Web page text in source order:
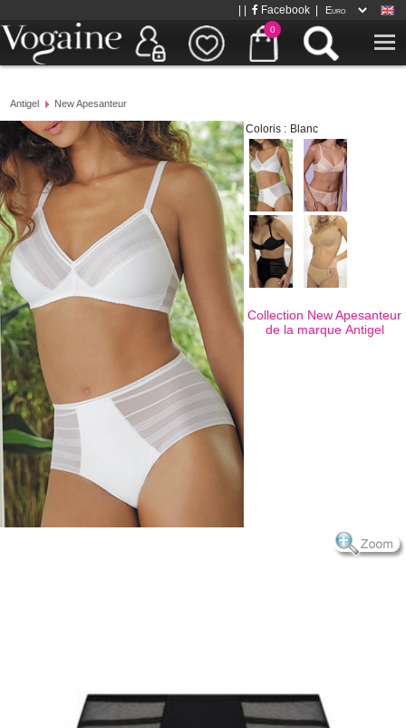
0
Facebook
Antigel New Apesanteur
Coloris : Blanc
Collection New Apesanteur
de la marque Antigel